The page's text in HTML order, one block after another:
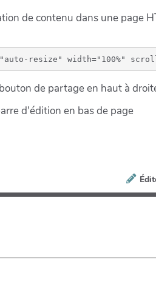
de contenu dans une page
de partage en haut à
d'édition en bas de page